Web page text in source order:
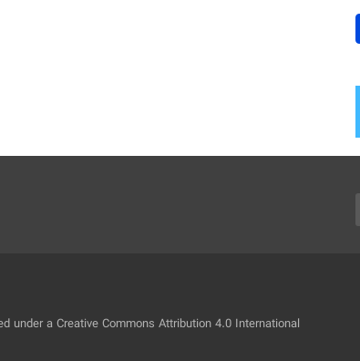
under a Creative Commons Attribution 4.0 International